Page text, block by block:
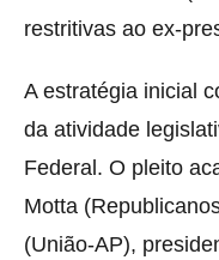
restritivas ao ex-
A estratégia inicial
da atividade
Federal. O pleito
Motta
(União-AP),